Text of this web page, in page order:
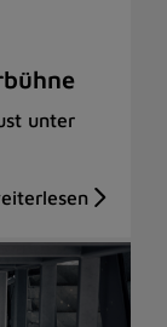
unter